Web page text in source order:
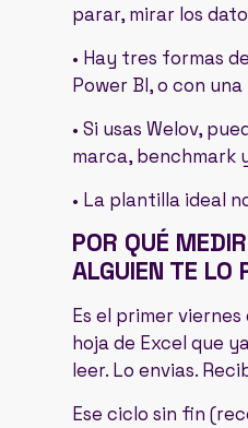
parar, mirar los
• Hay tres formas
Power BI, o con
• Si usas Welov,
marca, benchmark
• La plantilla ideal
POR QUÉ
ALGUIEN TE LO
Es el primer
hoja de Excel que
leer. Lo envias.
Ese ciclo sin fin